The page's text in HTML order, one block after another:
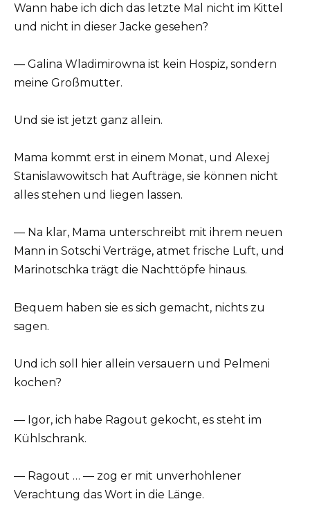
Wann habe ich dich das letzte Mal nicht im Kittel
und nicht in dieser Jacke gesehen?
— Galina Wladimirowna ist kein Hospiz, sondern
meine Großmutter.
Und sie ist jetzt ganz allein.
Mama kommt erst in einem Monat, und Alexej
Stanislawowitsch hat Aufträge, sie können nicht
alles stehen und liegen lassen.
— Na klar, Mama unterschreibt mit ihrem neuen
Mann in Sotschi Verträge, atmet frische Luft, und
Marinotschka trägt die Nachttöpfe hinaus.
Bequem haben sie es sich gemacht, nichts zu
sagen.
Und ich soll hier allein versauern und Pelmeni
kochen?
— Igor, ich habe Ragout gekocht, es steht im
Kühlschrank.
— Ragout … — zog er mit unverhohlener
Verachtung das Wort in die Länge.